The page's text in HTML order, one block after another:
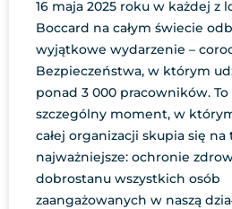
16 maja 2025 roku w każdej z
Boccard na całym świecie
wyjątkowe wydarzenie –
Bezpieczeństwa, w którym
ponad 3 000 pracowników. To
szczególny moment, w
całej organizacji skupia się na
najważniejsze: ochronie
dobrostanu wszystkich osób
zaangażowanych w naszą